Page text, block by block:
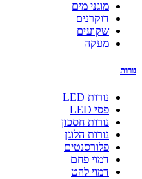
מוגני מים
דוקרנים
שקועים
מעקה
נורות
נורות LED
פסי LED
נורות חסכון
נורות הלוגן
פלורסנטים
דמוי פחם
דמוי להט